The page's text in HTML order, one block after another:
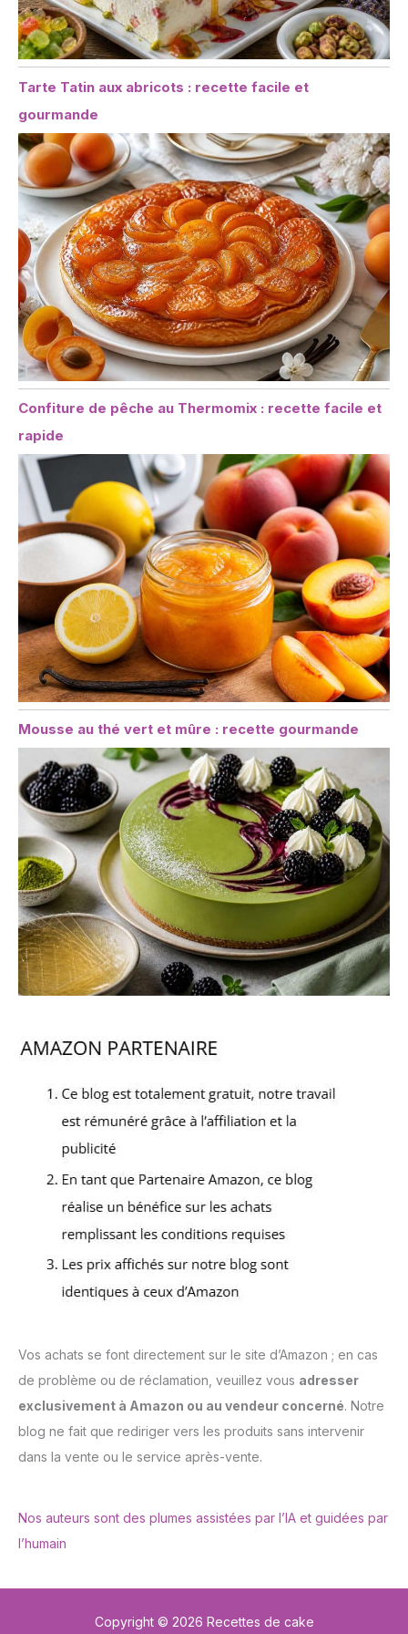
Tarte Tatin aux abricots : recette facile et
gourmande
Confiture de pêche au Thermomix : recette facile et
rapide
Mousse au thé vert et mûre : recette gourmande
Vos achats se font directement sur le site d’Amazon ; en cas
de problème ou de réclamation, veuillez vous adresser
exclusivement à Amazon ou au vendeur concerné. Notre
blog ne fait que rediriger vers les produits sans intervenir
dans la vente ou le service après-vente.
Nos auteurs sont des plumes assistées par l’IA et guidées par
l’humain
Copyright © 2026 Recettes de cake